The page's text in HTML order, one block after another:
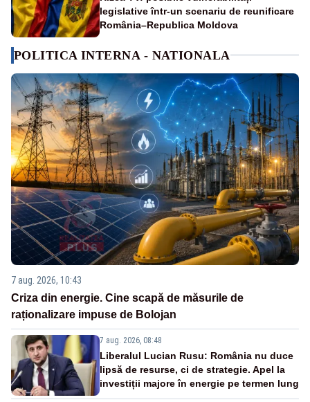
legislative într-un scenariu de reunificare
România–Republica Moldova
POLITICA INTERNA - NATIONALA
7 aug. 2026, 10:43
Criza din energie. Cine scapă de măsurile de
raționalizare impuse de Bolojan
7 aug. 2026, 08:48
Liberalul Lucian Rusu: România nu duce
lipsă de resurse, ci de strategie. Apel la
investiții majore în energie pe termen lung